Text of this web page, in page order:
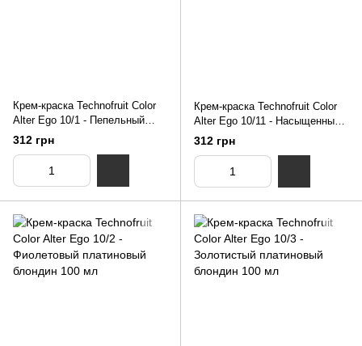
Крем-краска Technofruit Color
Alter Ego 10/1 - Пепельный
платиновый блондин 100 мл
312 грн
Крем-краска Technofruit Color
Alter Ego 10/11 - Насыщенный
пепельный платиновый
блондин 100 мл
312 грн